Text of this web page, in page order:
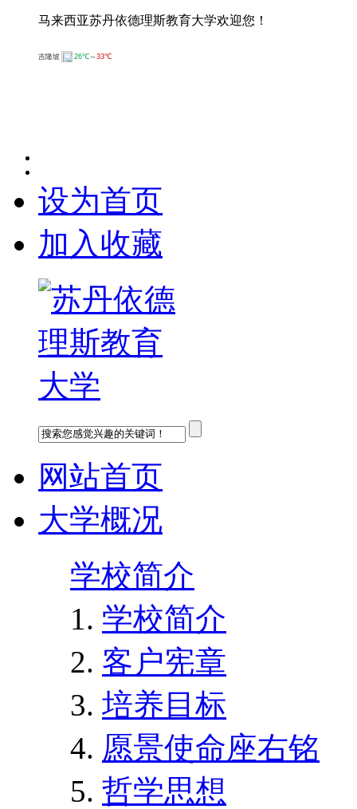
马来西亚苏丹依德理斯教育大学欢迎您！
设为首页
加入收藏
网站首页
大学概况
学校简介
学校简介
客户宪章
培养目标
愿景使命座右铭
哲学思想